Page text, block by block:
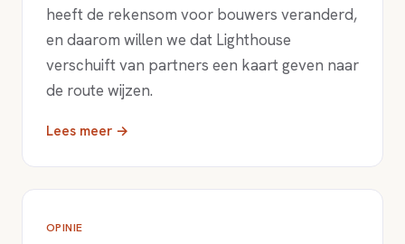
heeft de rekensom voor bouwers veranderd,
en daarom willen we dat Lighthouse
verschuift van partners een kaart geven naar
de route wijzen.
Lees meer →
OPINIE